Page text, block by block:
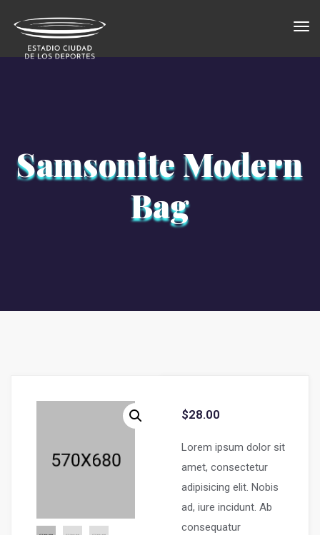
×
Samsonite Modern
Bag
$28.00
Lorem ipsum dolor sit
amet, consectetur
adipisicing elit. Nobis
ad, iure incidunt. Ab
consequatur